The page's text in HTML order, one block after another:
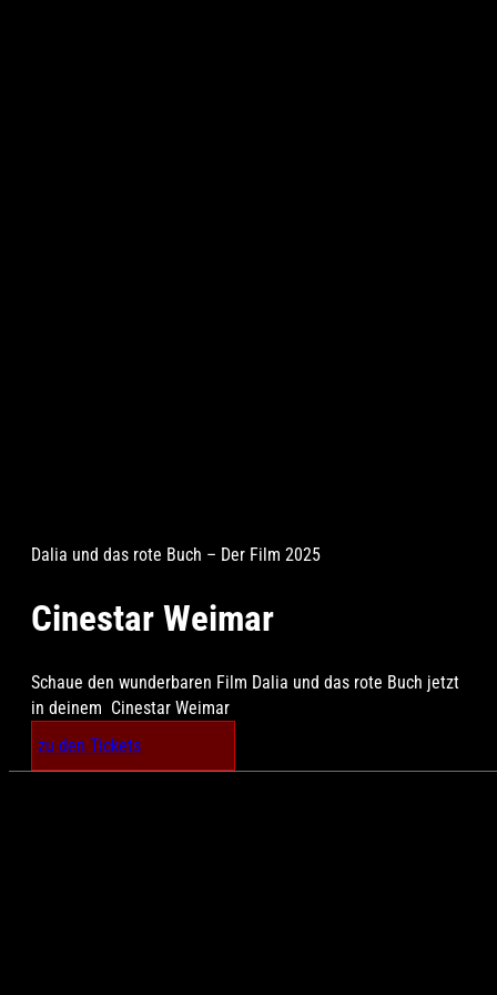
Dalia und das rote Buch – Der Film 2025
Cinestar Weimar
Schaue den wunderbaren Film Dalia und das rote Buch jetzt
in deinem Cinestar Weimar
zu den Tickets